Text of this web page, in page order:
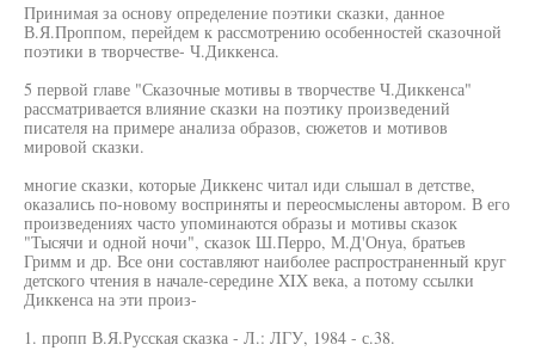
Принимая за основу определение поэтики сказки, данное
В.Я.Проппом, перейдем к рассмотрению особенностей сказочной
поэтики в творчестве- Ч.Диккенса.
5 первой главе "Сказочные мотивы в творчестве Ч.Диккенса"
рассматривается влияние сказки на поэтику произведений
писателя на примере анализа образов, сюжетов и мотивов
мировой сказки.
многие сказки, которые Диккенс читал иди слышал в детстве,
оказались по-новому восприняты и переосмыслены автором. В его
произведениях часто упоминаются образы и мотивы сказок
"Тысячи и одной ночи", сказок Ш.Перро, М.Д'Онуа, братьев
Гримм и др. Все они составляют наиболее распространенный круг
детского чтения в начале-середине XIX века, а потому ссылки
Диккенса на эти произ-
1. пропп В.Я.Русская сказка - Л.: ЛГУ, 1984 - с.38.